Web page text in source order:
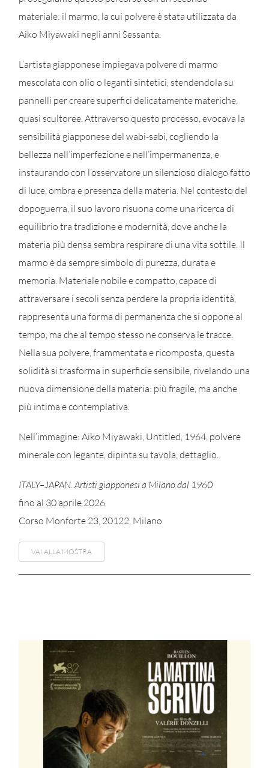
materiale: il marmo, la cui polvere è stata utilizzata da
Aiko Miyawaki negli anni Sessanta.
L’artista giapponese impiegava polvere di marmo
mescolata con olio o leganti sintetici, stendendola su
pannelli per creare superfici delicatamente materiche,
quasi scultoree. Attraverso questo processo, evocava la
sensibilità giapponese del wabi-sabi, cogliendo la
bellezza nell’imperfezione e nell’impermanenza, e
instaurando con l’osservatore un silenzioso dialogo fatto
di luce, ombra e presenza della materia. Nel contesto del
dopoguerra, il suo lavoro risuona come una ricerca di
equilibrio tra tradizione e modernità, dove anche la
materia più densa sembra respirare di una vita sottile. Il
marmo è da sempre simbolo di purezza, durata e
memoria. Materiale nobile e compatto, capace di
attraversare i secoli senza perdere la propria identità,
rappresenta una forma di permanenza che si oppone al
tempo, ma che al tempo stesso ne conserva le tracce.
Nella sua polvere, frammentata e ricomposta, questa
solidità si trasforma in superficie sensibile, rivelando una
nuova dimensione della materia: più fragile, ma anche
più intima e contemplativa.
Nell’immagine: Aiko Miyawaki, Untitled, 1964, polvere
minerale con legante, dipinta su tavola, dettaglio.
ITALY–JAPAN. Artisti giapponesi a Milano dal 1960
fino al 30 aprile 2026
Corso Monforte 23, 20122, Milano
VAI ALLA MOSTRA